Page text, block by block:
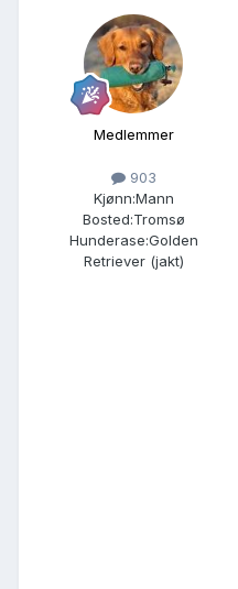
Medlemmer
903
Kjønn:Mann
Bosted:Tromsø
Hunderase:Golden
Retriever (jakt)